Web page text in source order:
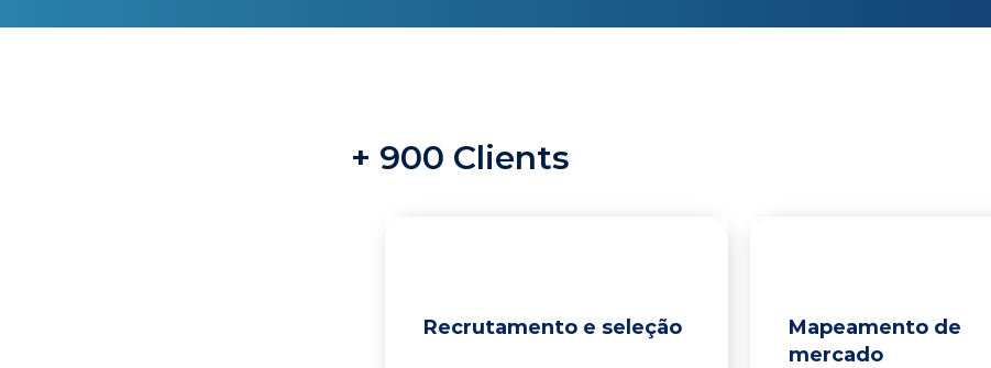
+ 900 Clients
Recrutamento e seleção
Mapeamento de
mercado